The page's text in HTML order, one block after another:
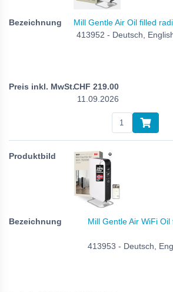
Mill Gentle Air Oil filled
413952 - Deutsch,
CHF 219.00
11.09.2026
Mill Gentle Air WiFi
413953 - Deutsch,